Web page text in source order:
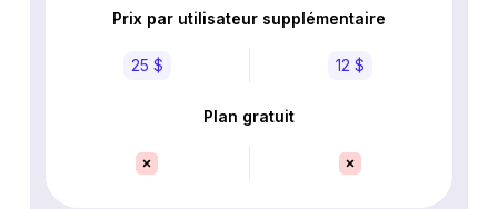
Prix par utilisateur supplémentaire
25 $ 12 $
Plan gratuit